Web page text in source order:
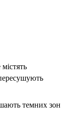
темних зон